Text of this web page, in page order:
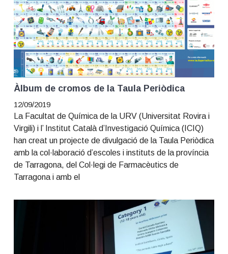
Àlbum de cromos de la Taula Periòdica
12/09/2019
La Facultat de Química de la URV (Universitat Rovira i
Virgili) i l’ Institut Català d’Investigació Química (ICIQ)
han creat un projecte de divulgació de la Taula Periòdica
amb la col·laboració d’escoles i instituts de la província
de Tarragona, del Col·legi de Farmacèutics de
Tarragona i amb el